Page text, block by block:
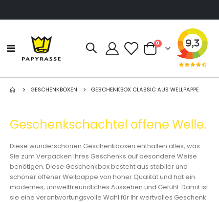
Navigation
umschalten
Cart
0Artikel
GESCHENKBOXEN GESCHENKBOX CLASSIC AUS WELLPAPPE
Geschenkschachtel offene Welle.
Diese wunderschönen Geschenkboxen enthalten alles, was
Sie zum Verpacken Ihres Geschenks auf besondere Weise
benötigen. Diese Geschenkbox besteht aus stabiler und
schöner offener Wellpappe von hoher Qualität und hat ein
modernes, umweltfreundliches Aussehen und Gefühl. Damit ist
sie eine verantwortungsvolle Wahl für Ihr wertvolles Geschenk.